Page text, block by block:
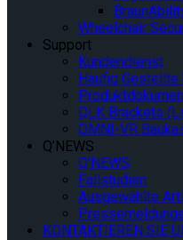
Wheelchair
Support
Kundendienst
Häufig Gestellte
QLK Brackets
OMNI-VR
Q’NEWS
Q’NEWS
Fallstudien
Ausgewählte
KONTAKTIEREN SIE